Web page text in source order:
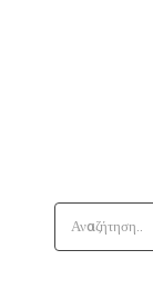
Αναζήτηση..